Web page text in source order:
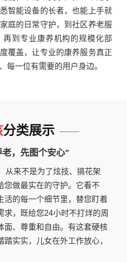
智能设备的长者，也能上手就
庭的日常守护，到社区养老服
再到专业康养机构的规模化部
覆盖，让专业的康养服务真正
每一位有需要的用户身边。
分类展示
，先图个安心"
从来不是为了炫技、搞花架
您做最实在的守护。它看不
活的每一个细节里，替您盯着
求，既给您24小时不打烊的周
面、尊重和自由。有这套硬核
实实，儿女在外工作放心，